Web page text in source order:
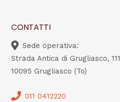
CONTATTI
Sede operativa:
Strada Antica di Grugliasco, 111
10095 Grugliasco (To)
011 0412220